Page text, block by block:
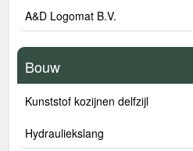
A&D Logomat B.V.
Bouw
Kunststof kozijnen delfzijl
Hydrauliekslang